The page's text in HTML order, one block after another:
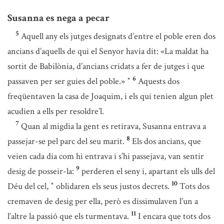
Susanna es nega a pecar
5 Aquell any els jutges designats d’entre el poble eren dos
ancians d’aquells de qui el Senyor havia dit: «La maldat ha
sortit de Babilònia, d’ancians cridats a fer de jutges i que
passaven per ser guies del poble.» * 6 Aquests dos
freqüentaven la casa de Joaquim, i els qui tenien algun plet
acudien a ells per resoldre’l.
7 Quan al migdia la gent es retirava, Susanna entrava a
passejar-se pel parc del seu marit. 8 Els dos ancians, que
veien cada dia com hi entrava i s’hi passejava, van sentir
desig de posseir-la: 9 perderen el seny i, apartant els ulls del
Déu del cel, * oblidaren els seus justos decrets. 10 Tots dos
cremaven de desig per ella, però es dissimulaven l’un a
l’altre la passió que els turmentava. 11 I encara que tots dos